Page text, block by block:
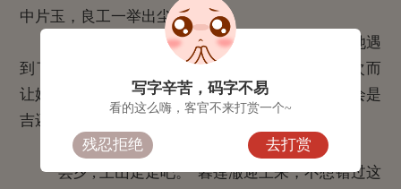
中片玉，良工一举出尘埃。
回想起这些，她的心里颇多安慰 , 遇贵则吉，她遇
到了皇上 , 可是吉凶呢 , 因着御林园里那唯一的一次而
让她此时坐立不安 , 她真的不知道她接下来的日子会是
吉还是凶。
芸夕虔诚的拜了又拜，这才出了大雄宝殿。
“芸夕 , 上山走走吧。”暮莲澈迎上来，不想错过这
写字辛苦，码字不易
看的这么嗨，客官不来打赏一个~
残忍拒绝 去打赏